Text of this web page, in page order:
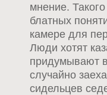
мнение.
блатных
камере для
Люди хотят
придумывают
случайно
сидельцев